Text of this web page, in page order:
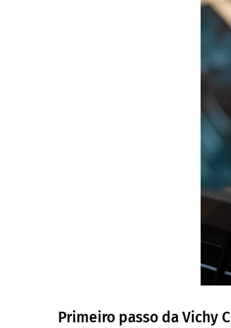
Primeiro passo da Vichy